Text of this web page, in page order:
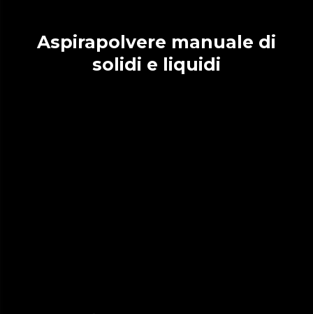
Aspirapolvere manuale di
solidi e liquidi